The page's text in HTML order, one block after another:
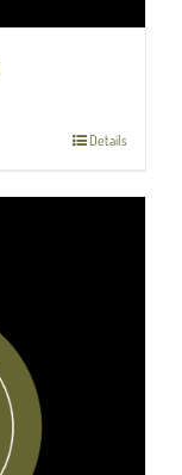
Details